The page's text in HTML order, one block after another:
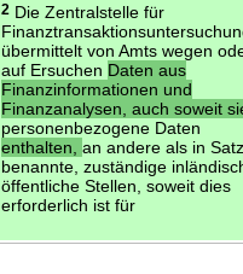
2 Die Zentralstelle für
übermittelt von Amts wegen
auf Ersuchen Daten aus
Finanzinformationen und
Finanzanalysen, auch soweit
personenbezogene Daten
enthalten,an andere als in
benannte, zuständige
öffentliche Stellen, soweit dies
erforderlich ist für